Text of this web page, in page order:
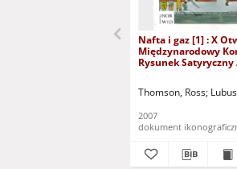
Nafta i gaz [1] : X
Międzynarodowy
Rysunek Satyryczny
Thomson, Ross
2007
dokument